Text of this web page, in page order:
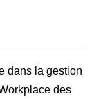
dans la gestion
des